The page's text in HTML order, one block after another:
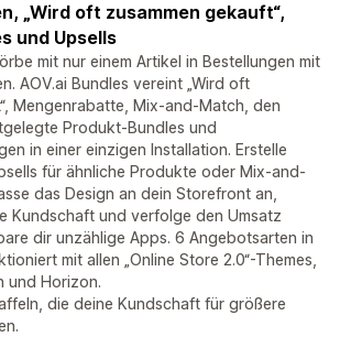
„Wird oft zusammen gekauft“,
und Upsells
mit nur einem Artikel in Bestellungen mit
AOV.ai Bundles vereint „Wird oft
Mengenrabatte, Mix-and-Match, den
Produkt-Bundles und
in einer einzigen Installation. Erstelle
für ähnliche Produkte oder Mix-and-
das Design an dein Storefront an,
Kundschaft und verfolge den Umsatz
dir unzählige Apps. 6 Angebotsarten in
mit allen „Online Store 2.0“-Themes,
und Horizon.
die deine Kundschaft für größere